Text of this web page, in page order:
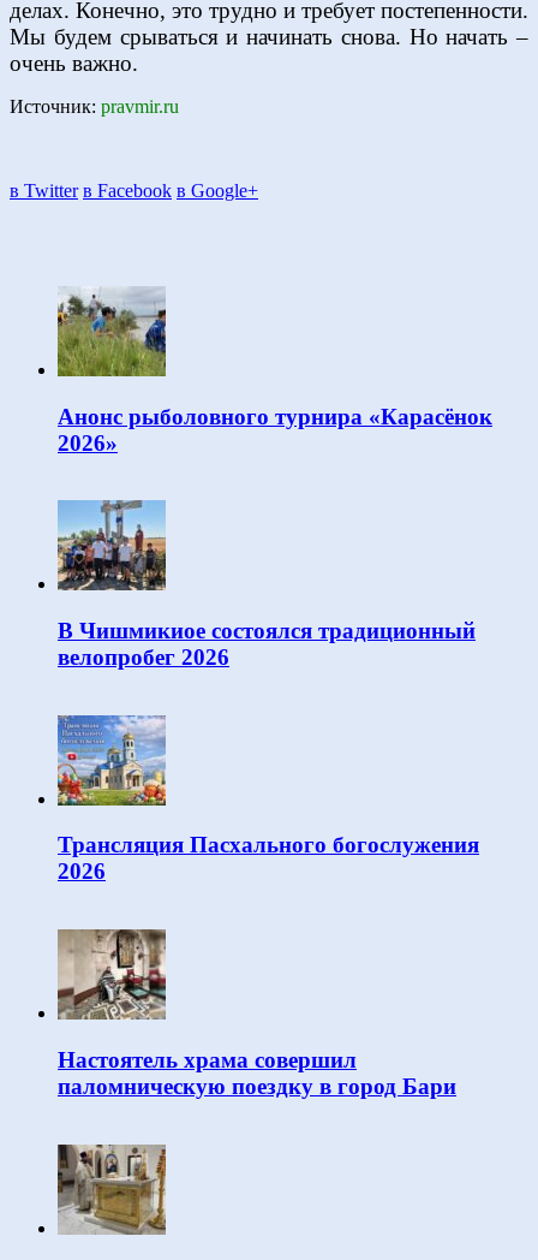
делах. Конечно, это трудно и требует постепенности.
Мы будем срываться и начинать снова. Но начать –
очень важно.
Источник: pravmir.ru
в Twitter в Facebook в Google+
Анонс рыболовного турнира «Карасёнок
2026»
В Чишмикиое состоялся традиционный
велопробег 2026
Трансляция Пасхального богослужения
2026
Настоятель храма совершил
паломническую поездку в город Бари